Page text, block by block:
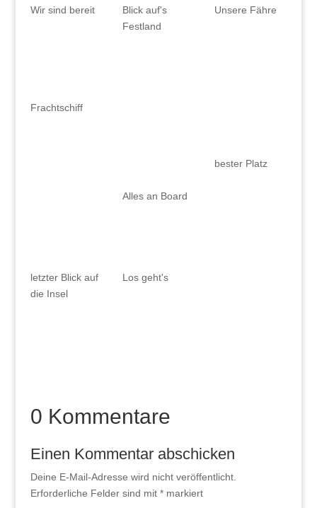
Wir sind bereit
Blick auf's
Festland
Unsere Fähre
Frachtschiff
Alles an Board
bester Platz
letzter Blick auf
die Insel
Los geht's
0 Kommentare
Einen Kommentar abschicken
Deine E-Mail-Adresse wird nicht veröffentlicht.
Erforderliche Felder sind mit *markiert